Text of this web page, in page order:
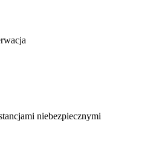
niebezpiecznymi